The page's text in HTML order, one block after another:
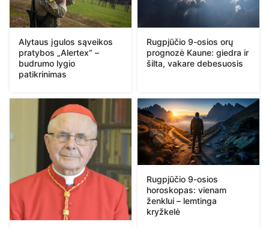
Alytaus įgulos sąveikos
pratybos „Alertex“ –
budrumo lygio
patikrinimas
Rugpjūčio 9-osios orų
prognozė Kaune: giedra ir
šilta, vakare debesuosis
Rugpjūčio 9-osios
horoskopas: vienam
ženklui – lemtinga
kryžkelė